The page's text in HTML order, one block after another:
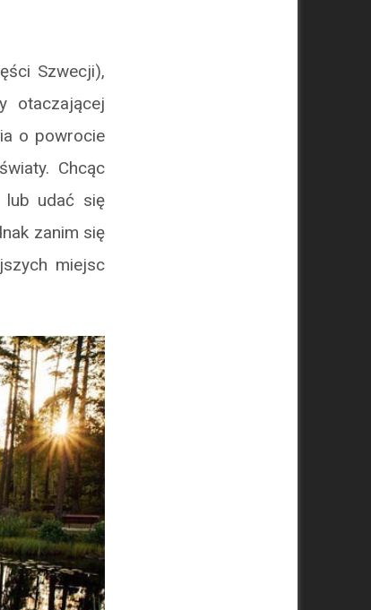
Szwecji),
otaczającej
o powrocie
Chcąc
lub udać się
zanim się
miejsc